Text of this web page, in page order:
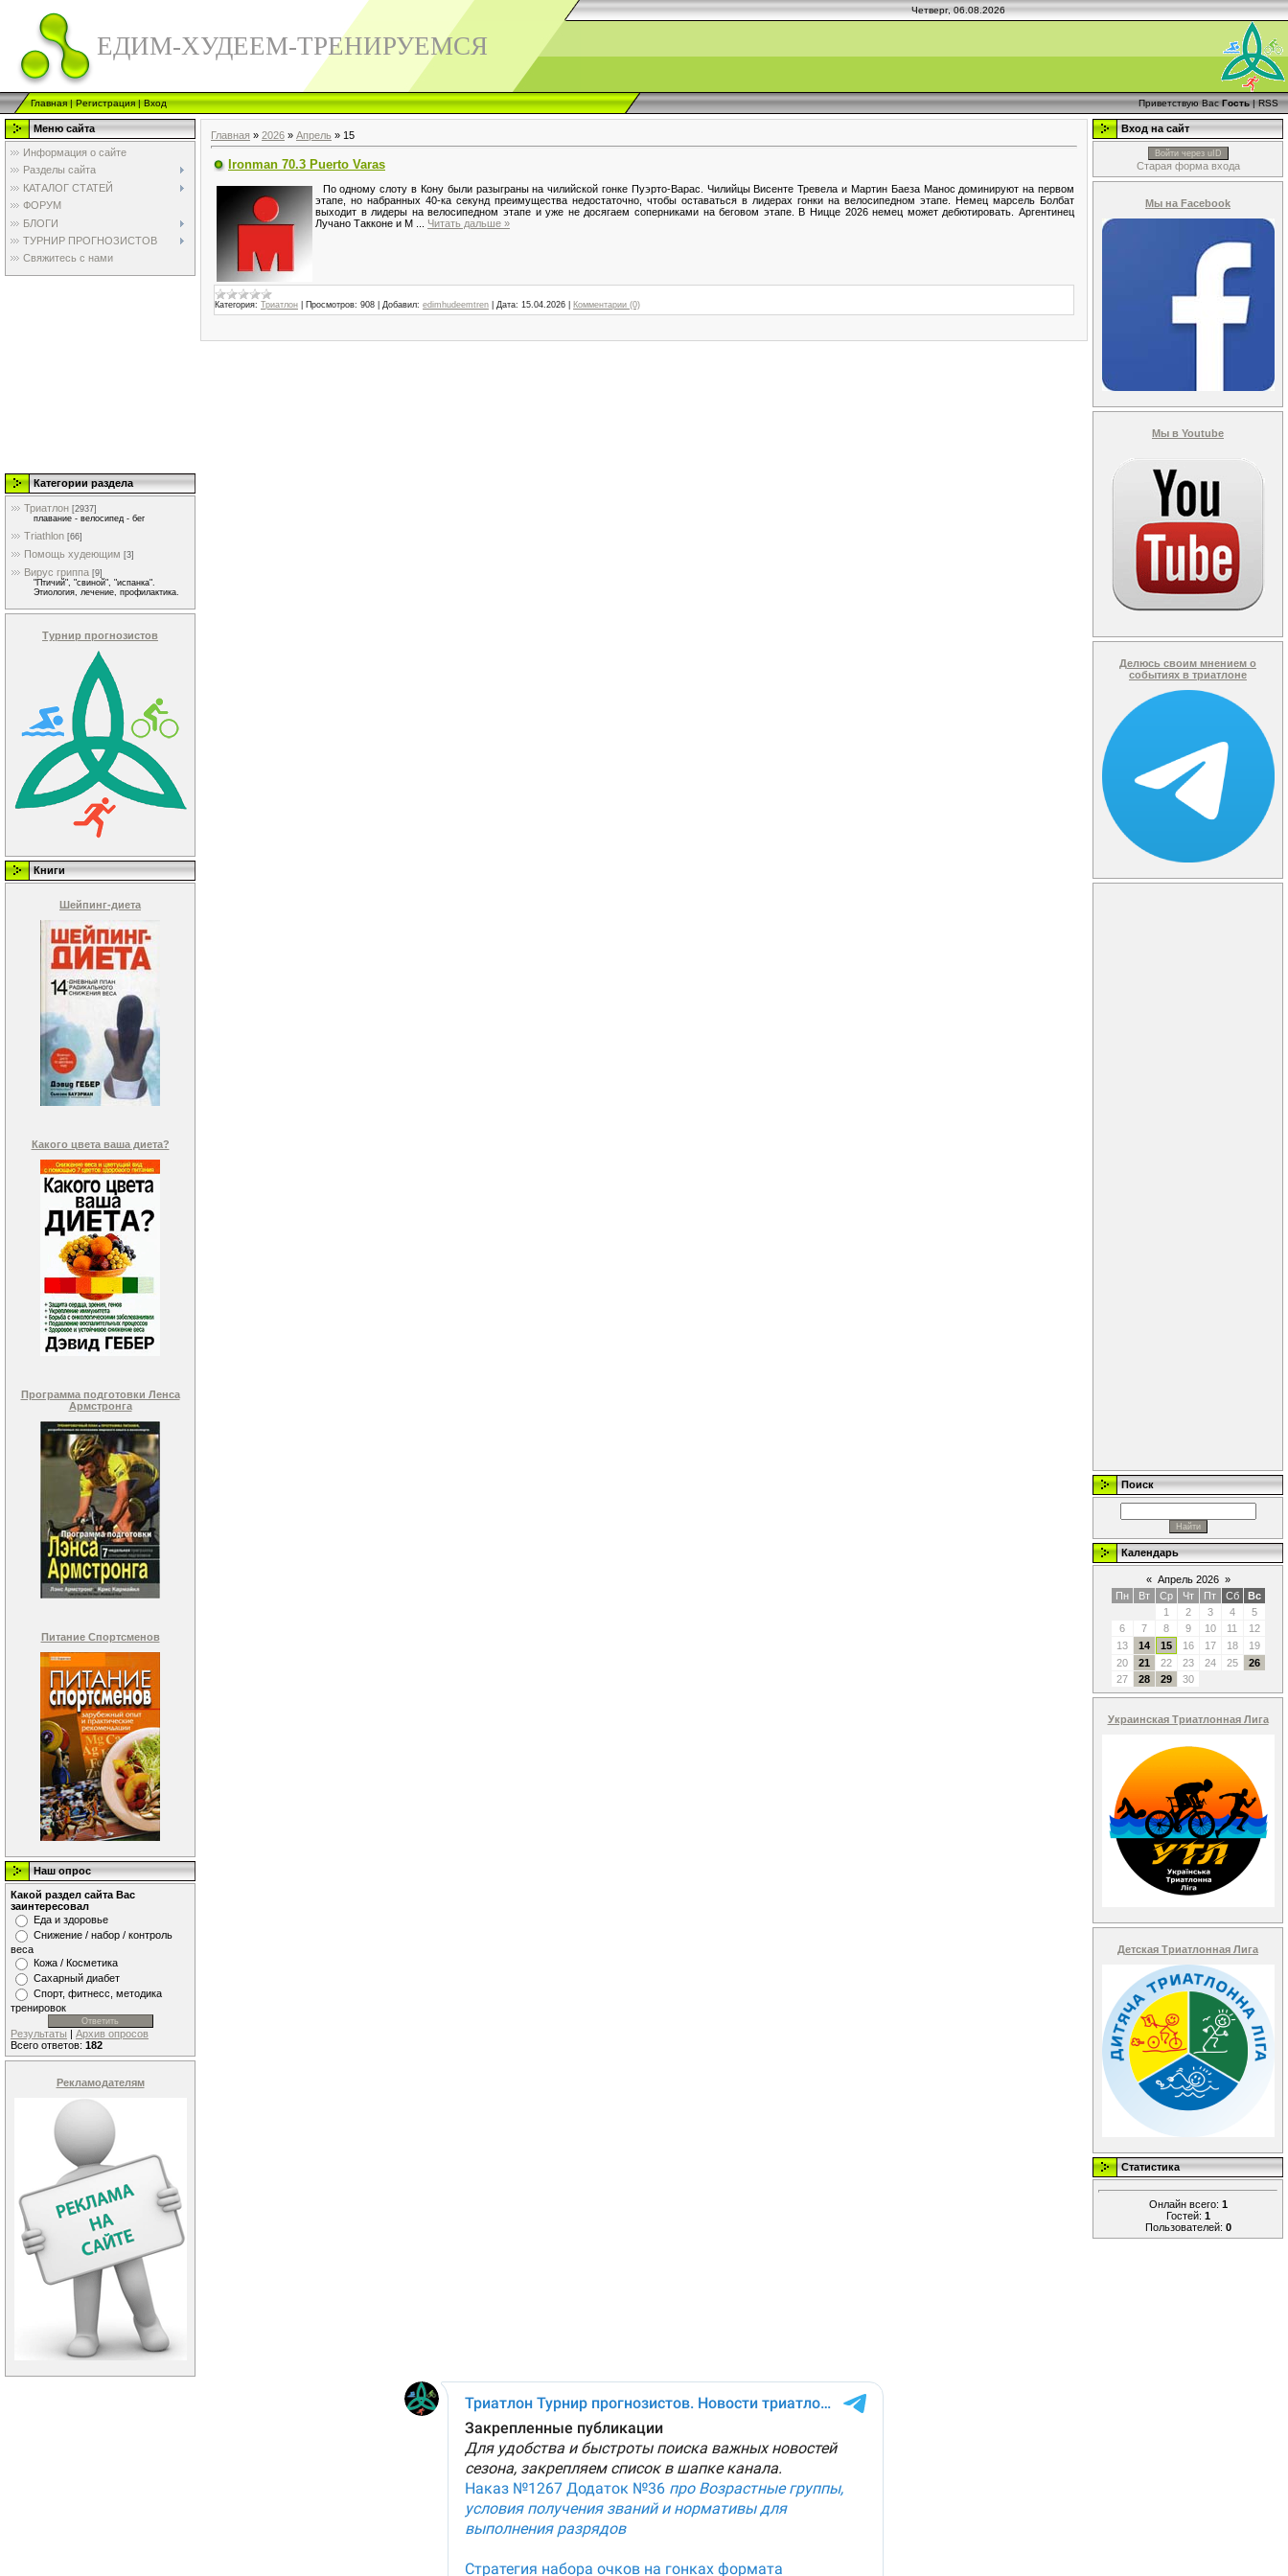
Четверг, 06.08.2026
ЕДИМ-ХУДЕЕМ-ТРЕНИРУЕМСЯ
Главная|Регистрация|Вход Приветствую Вас Гость|RSS
Меню сайта
Информация о сайте
Разделы сайта
КАТАЛОГ СТАТЕЙ
ФОРУМ
БЛОГИ
ТУРНИР ПРОГНОЗИСТОВ
Свяжитесь с нами
Категории раздела
Триатлон [2937]
плавание - велосипед - бег
Triathlon [66]
Помощь худеющим [3]
Вирус гриппа [9]
"Птичий", "свиной", "испанка".
Этиология, лечение, профилактика.
Турнир прогнозистов
Книги
Шейпинг-диета
Какого цвета ваша диета?
Программа подготовки Ленса
Армстронга
Питание Спортсменов
Наш опрос
Какой раздел сайта Вас
заинтересовал
Еда и здоровье
Снижение / набор / контроль
веса
Кожа / Косметика
Сахарный диабет
Спорт, фитнесс, методика
тренировок
Результаты | Архив опросов
Всего ответов: 182
Рекламодателям
Главная » 2026 » Апрель » 15
Ironman 70.3 Puerto Varas
По одному слоту в Кону были разыграны на чилийской гонке Пуэрто-Варас. Чилийцы Висенте Тревела и Мартин Баеза Манос доминируют на первом
этапе, но набранных 40-ка секунд преимущества недостаточно, чтобы оставаться в лидерах гонки на велосипедном этапе. Немец марсель Болбат
выходит в лидеры на велосипедном этапе и уже не досягаем соперниками на беговом этапе. В Ницце 2026 немец может дебютировать. Аргентинец
Лучано Такконе и М
Читать дальше »
Категория: Триатлон Просмотров: 908 Добавил: edimhudeemtren Дата: 15.04.2026 Комментарии (0)
Вход на сайт
Войти через uID
Старая форма входа
Мы на Facebook
Мы в Youtube
Делюсь своим мнением о
событиях в триатлоне
Поиск
Календарь
« Апрель 2026 »
Пн
Вт Ср Чт Пт Сб
Вс
1
2 3 4
5
6
7 8 9 10 11
12
13
14 15 16 17 18
19
20
21 22 23 24 25
26
27
28 29 30
Украинская Триатлонная Лига
Детская Триатлонная Лига
Статистика
Онлайн всего: 1
Гостей: 1
Пользователей: 0